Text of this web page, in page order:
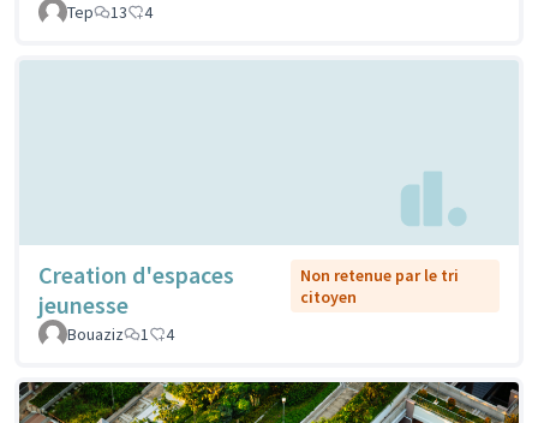
Tep 13 4
Creation d'espaces
jeunesse
Non retenue par le tri
citoyen
Bouaziz
1 4